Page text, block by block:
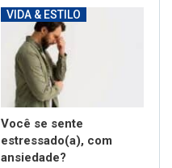
VIDA & ESTILO
Você se sente
estressado(a), com
ansiedade?